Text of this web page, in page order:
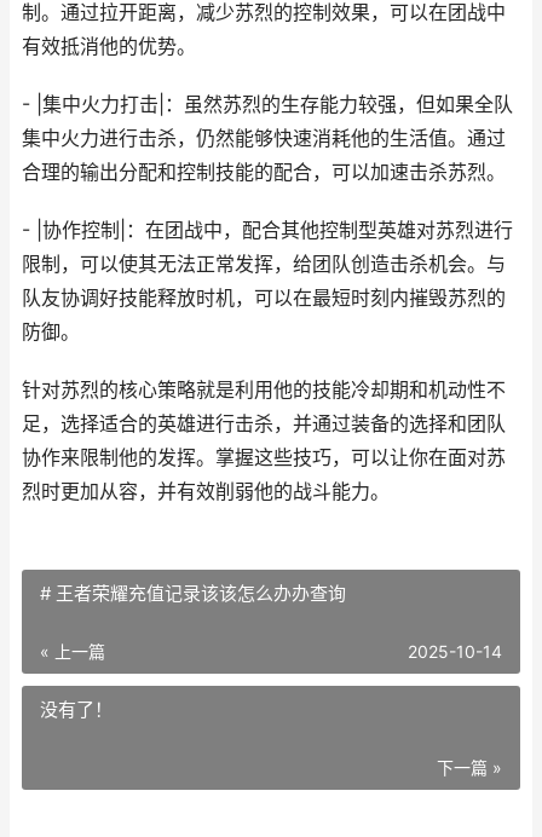
制。通过拉开距离，减少苏烈的控制效果，可以在团战中
有效抵消他的优势。
- |集中火力打击|：虽然苏烈的生存能力较强，但如果全队
集中火力进行击杀，仍然能够快速消耗他的生活值。通过
合理的输出分配和控制技能的配合，可以加速击杀苏烈。
- |协作控制|：在团战中，配合其他控制型英雄对苏烈进行
限制，可以使其无法正常发挥，给团队创造击杀机会。与
队友协调好技能释放时机，可以在最短时刻内摧毁苏烈的
防御。
针对苏烈的核心策略就是利用他的技能冷却期和机动性不
足，选择适合的英雄进行击杀，并通过装备的选择和团队
协作来限制他的发挥。掌握这些技巧，可以让你在面对苏
烈时更加从容，并有效削弱他的战斗能力。
# 王者荣耀充值记录该该怎么办办查询
« 上一篇 2025-10-14
没有了！
下一篇 »